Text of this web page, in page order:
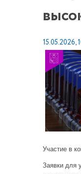
15.05.2026,
Участие в
Заявки для